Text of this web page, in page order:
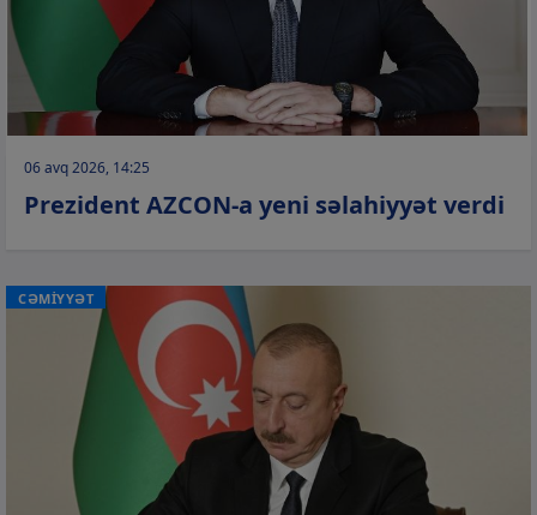
06 avq 2026, 14:25
Prezident AZCON-a yeni səlahiyyət verdi
CƏMİYYƏT